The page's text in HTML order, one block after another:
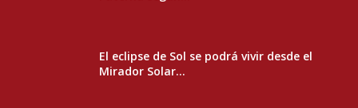
El eclipse de Sol se podrá vivir desde el
Mirador Solar...